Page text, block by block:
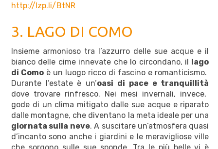
http://lzp.li/BtNR
3. LAGO DI COMO
Insieme armonioso tra l’azzurro delle sue acque e il
bianco delle cime innevate che lo circondano, il lago
di Comoè un luogo ricco di fascino e romanticismo.
Durante l’estate è un’oasi di pace e tranquillità
dove trovare rinfresco. Nei mesi invernali, invece,
gode di un clima mitigato dalle sue acque e riparato
dalle montagne, che diventano la meta ideale per una
giornata sulla neve. A suscitare un’atmosfera quasi
d’incanto sono anche i giardini e le meravigliose ville